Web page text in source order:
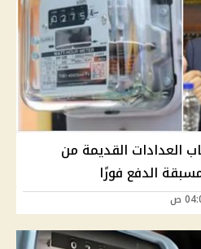
العدادات القديمة من
الدفع فورًا